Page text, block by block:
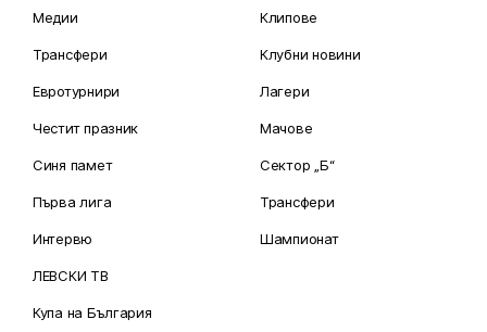
Медии
Трансфери
Евротурнири
Честит празник
Синя памет
Първа лига
Интервю
ЛЕВСКИ ТВ
Купа на България
Клипове
Клубни новини
Лагери
Мачове
Сектор „Б“
Трансфери
Шампионат